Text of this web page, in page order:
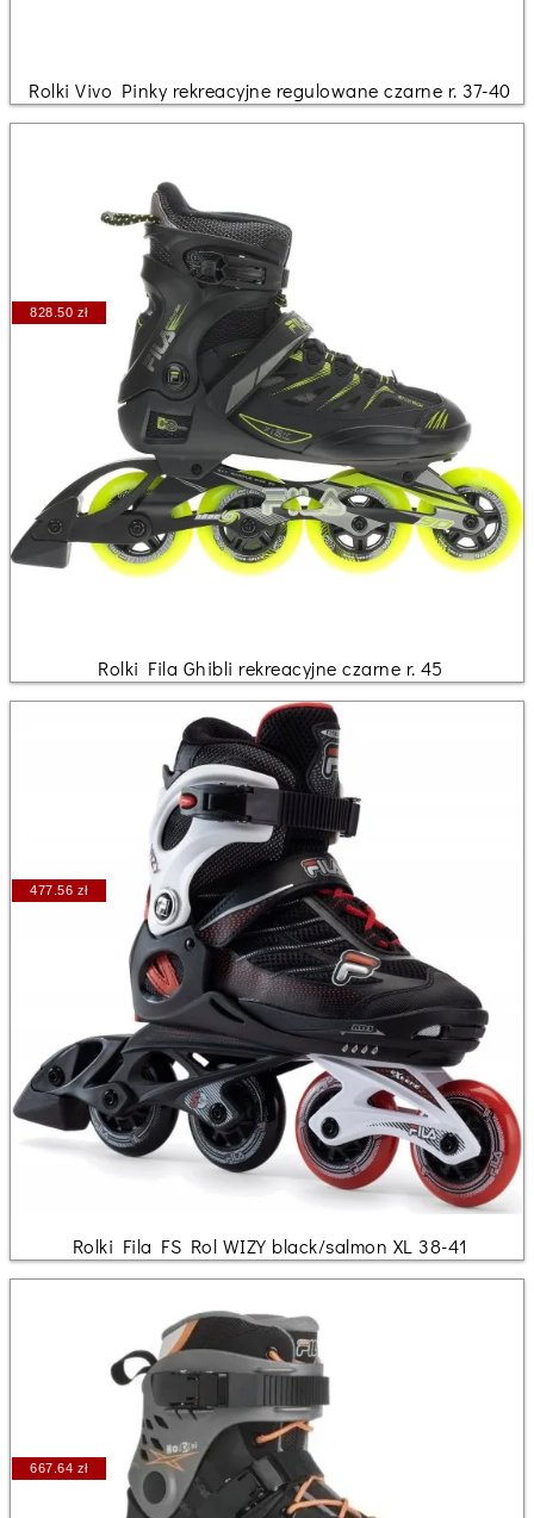
Rolki Vivo Pinky rekreacyjne regulowane czarne r. 37-40
828.50 zł
Rolki Fila Ghibli rekreacyjne czarne r. 45
477.56 zł
Rolki Fila FS Rol WIZY black/salmon XL 38-41
667.64 zł